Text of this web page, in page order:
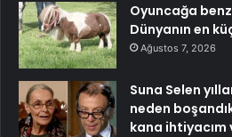
Oyuncağa
Dünyanın en
Ağustos 7, 2026
Suna Selen
neden
kana ihtiyacım